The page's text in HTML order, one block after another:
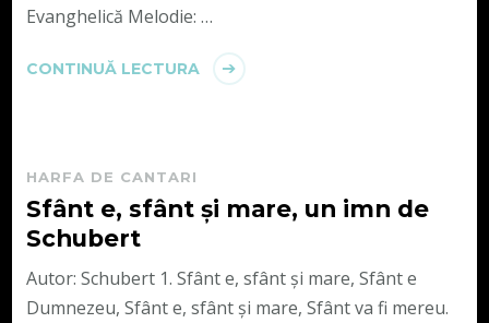
Evanghelică Melodie: …
CONTINUĂ LECTURA
HARFA DE CANTARI
Sfânt e, sfânt şi mare, un imn de
Schubert
Autor: Schubert 1. Sfânt e, sfânt şi mare, Sfânt e
Dumnezeu, Sfânt e, sfânt şi mare, Sfânt va fi mereu.